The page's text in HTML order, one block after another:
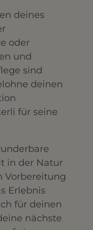
deines
oder
und
sind
deinen
für seine
in der Natur
Vorbereitung
Erlebnis
für deinen
nächste